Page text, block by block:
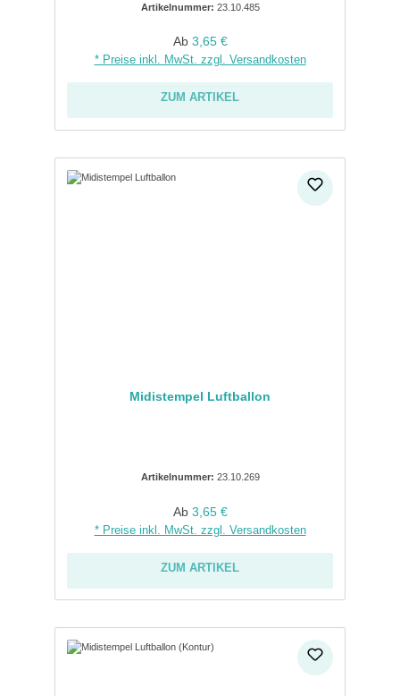
Artikelnummer: 23.10.485
Regulärer Preis:
Ab 3,65 €
* Preise inkl. MwSt. zzgl. Versandkosten
ZUM ARTIKEL
Midistempel Luftballon
Artikelnummer: 23.10.269
Regulärer Preis:
Ab 3,65 €
* Preise inkl. MwSt. zzgl. Versandkosten
ZUM ARTIKEL